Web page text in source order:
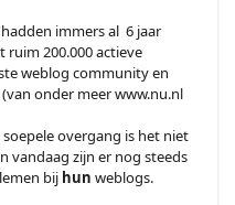
immers al 6 jaar
200.000 actieve
weblog community en
onder meer www.nu.nl
overgang is het niet
vandaag zijn er nog steeds
bij hun weblogs.